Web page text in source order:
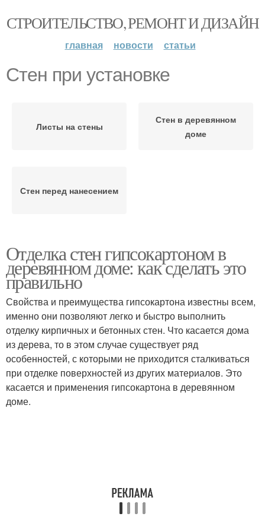
СТРОИТЕЛЬСТВО, РЕМОНТ И ДИЗАЙН
главная новости статьи
Стен при установке
Листы на стены
Стен в деревянном
доме
Стен перед нанесением
Отделка стен гипсокартоном в
деревянном доме: как сделать это
правильно
Свойства и преимущества гипсокартона известны всем,
именно они позволяют легко и быстро выполнить
отделку кирпичных и бетонных стен. Что касается дома
из дерева, то в этом случае существует ряд
особенностей, с которыми не приходится сталкиваться
при отделке поверхностей из других материалов. Это
касается и применения гипсокартона в деревянном
доме.